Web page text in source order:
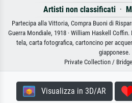
Artisti non classificati ·
Partecipa alla Vittoria, Compra Buoni di
Guerra Mondiale, 1918 · William Haskell
tela, carta fotografica, cartoncino per
giapponese.
Private Collection /
Visualizza in 3D/AR